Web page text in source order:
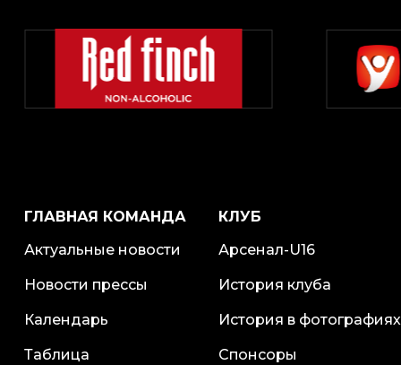
ГЛАВНАЯ КОМАНДА
Актуальные новости
Новости прессы
Календарь
Таблица
КЛУБ
Арсенал-U16
История клуба
История в фотографиях
Спонсоры